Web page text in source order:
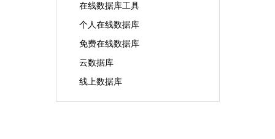
在线数据库工具
个人在线数据库
免费在线数据库
云数据库
线上数据库